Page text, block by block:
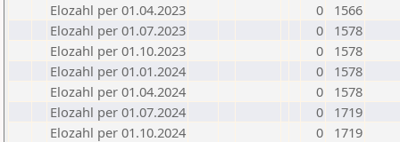
Elozahl per 01.04.2023
0
1566
Elozahl per 01.07.2023
0
1578
Elozahl per 01.10.2023
0
1578
Elozahl per 01.01.2024
0
1578
Elozahl per 01.04.2024
0
1578
Elozahl per 01.07.2024
0
1719
Elozahl per 01.10.2024
0
1719